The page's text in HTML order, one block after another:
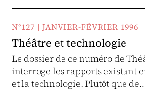
N°127 | JANVIER-FÉVRIER 1996
Théâtre et technologie
Le dossier de ce numéro de
interroge les rapports existant
et la technologie. Plutôt que de…